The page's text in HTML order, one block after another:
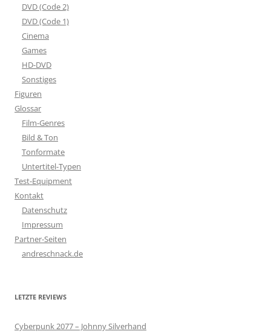
DVD (Code 2)
DVD (Code 1)
Cinema
Games
HD-DVD
Sonstiges
Figuren
Glossar
Film-Genres
Bild & Ton
Tonformate
Untertitel-Typen
Test-Equipment
Kontakt
Datenschutz
Impressum
Partner-Seiten
andreschnack.de
LETZTE REVIEWS
Cyberpunk 2077 – Johnny Silverhand